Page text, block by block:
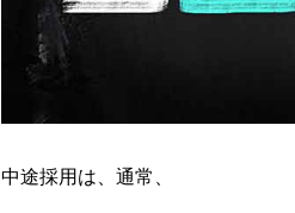
中途採用は、通常、